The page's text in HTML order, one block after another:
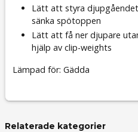
Lätt att styra
sänka spötoppen
Lätt att få ner djupare
hjälp av clip-weights
Lämpad för: Gädda
Relaterade kategorier